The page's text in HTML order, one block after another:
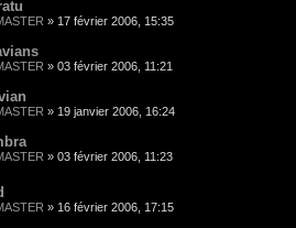
» 17 février 2006, 15:35
» 03 février 2006, 11:21
» 19 janvier 2006, 16:24
» 03 février 2006, 11:23
» 16 février 2006, 17:15